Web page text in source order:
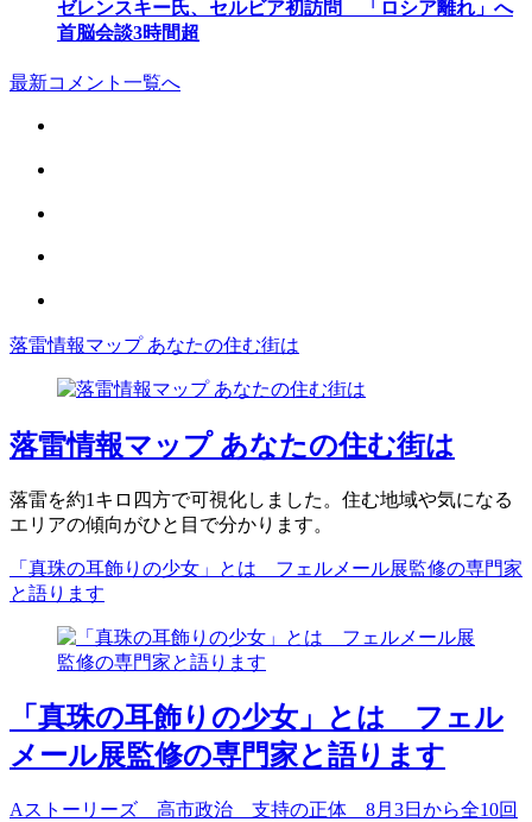
ゼレンスキー氏、セルビア初訪問 「ロシア離れ」へ
首脳会談3時間超
最新コメント一覧へ
落雷情報マップ あなたの住む街は
落雷情報マップ あなたの住む街は
落雷を約1キロ四方で可視化しました。住む地域や気になる
エリアの傾向がひと目で分かります。
「真珠の耳飾りの少女」とは フェルメール展監修の専門家
と語ります
「真珠の耳飾りの少女」とは フェル
メール展監修の専門家と語ります
Aストーリーズ 高市政治 支持の正体 8月3日から全10回